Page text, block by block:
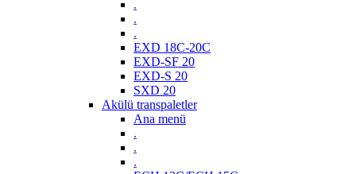
.
.
.
EXD 18C-20C
EXD-SF 20
EXD-S 20
SXD 20
Akülü transpaletler
Ana menü
.
.
.